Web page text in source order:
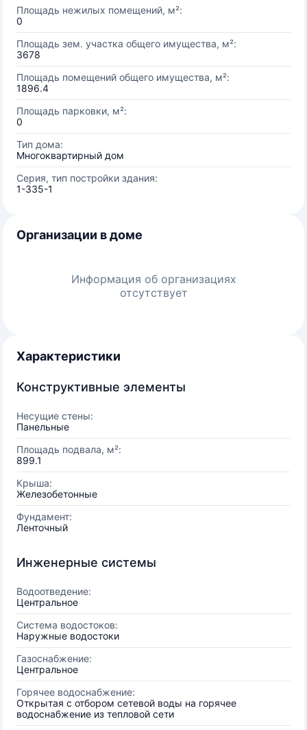
Площадь нежилых помещений, м²:
0
Площадь зем. участка общего имущества, м²:
3678
Площадь помещений общего имущества, м²:
1896.4
Площадь парковки, м²:
0
Тип дома:
Многоквартирный дом
Серия, тип постройки здания:
1-335-1
Организации в доме
Информация об организациях
отсутствует
Характеристики
Конструктивные элементы
Несущие стены:
Панельные
Площадь подвала, м²:
899.1
Крыша:
Железобетонные
Фундамент:
Ленточный
Инженерные системы
Водоотведение:
Центральное
Система водостоков:
Наружные водостоки
Газоснабжение:
Центральное
Горячее водоснабжение:
Открытая с отбором сетевой воды на горячее
водоснабжение из тепловой сети